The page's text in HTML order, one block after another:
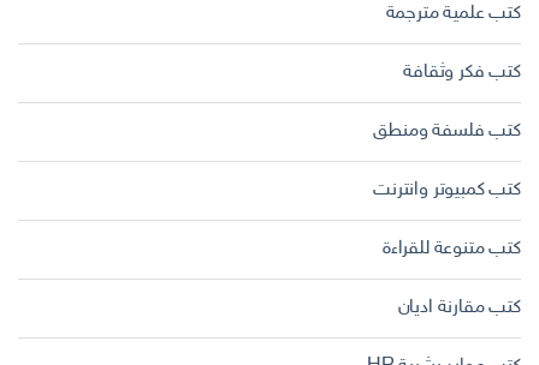
كتب علمية مترجمة
كتب فكر وثقافة
كتب فلسفة ومنطق
كتب كمبيوتر وانترنت
كتب متنوعة للقراءة
كتب مقارنة اديان